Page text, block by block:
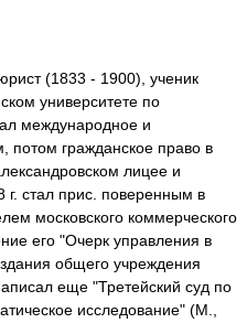
(1833 - 1900), ученик
университете по
международное и
потом гражданское право в
лицее и
стал прис. поверенным в
московского коммерческого
его "Очерк управления в
общего учреждения
еще "Третейский суд по
исследование" (М.,